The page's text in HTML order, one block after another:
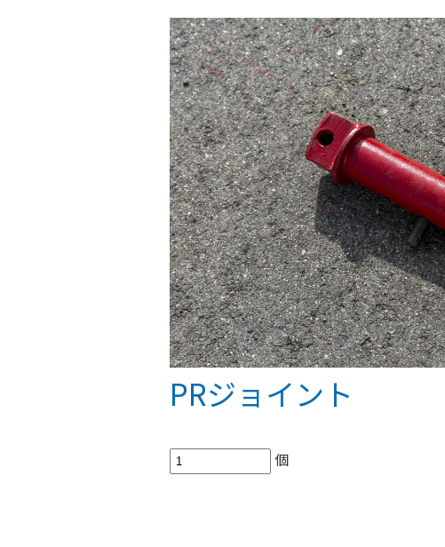
PRジョイント
個